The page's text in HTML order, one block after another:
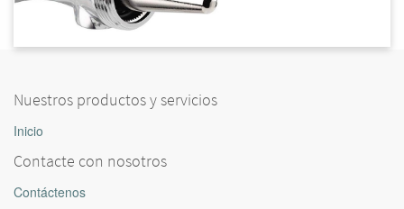
Nuestros productos y servicios
Inicio
Contacte con nosotros
Contáctenos